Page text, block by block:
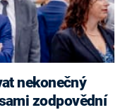
zodpovědní